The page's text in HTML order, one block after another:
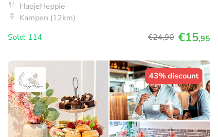
HapjeHeppie
Kampen (12km)
Sold: 114
€24,90 €15,95
43% discount